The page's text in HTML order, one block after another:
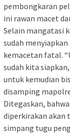
pembongkaran
ini rawan macet
Selain mangatasi
sudah
kemacetan fatal.
sudah kita
untuk kemudian
disamping
Ditegaskan,
diperkirakan akan
simpang tugu